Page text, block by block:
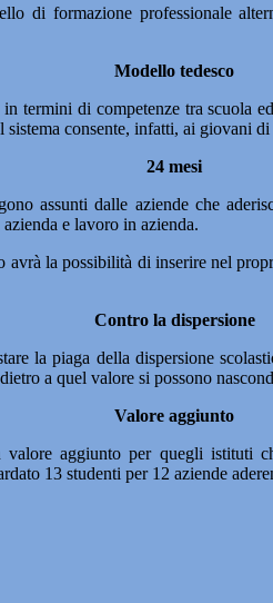
di formazione professionale
Modello tedesco
termini di competenze tra scuola
consente, infatti, ai giovani
24 mesi
assunti dalle aziende che
e lavoro in azienda.
la possibilità di inserire nel
Contro la dispersione
la piaga della dispersione
a quel valore si possono
Valore aggiunto
aggiunto per quegli istituti
13 studenti per 12 aziende